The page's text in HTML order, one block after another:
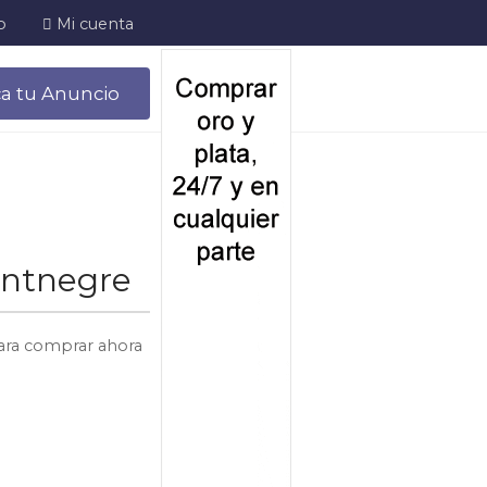
Mi cuenta
tu Anuncio
comprar ahora